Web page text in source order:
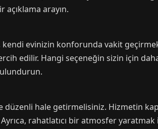
arayın.
kendi evinizin konforunda vakit
edilir. Hangi seçeneğin sizin için
hale getirmelisiniz. Hizmetin
rahatlatıcı bir atmosfer